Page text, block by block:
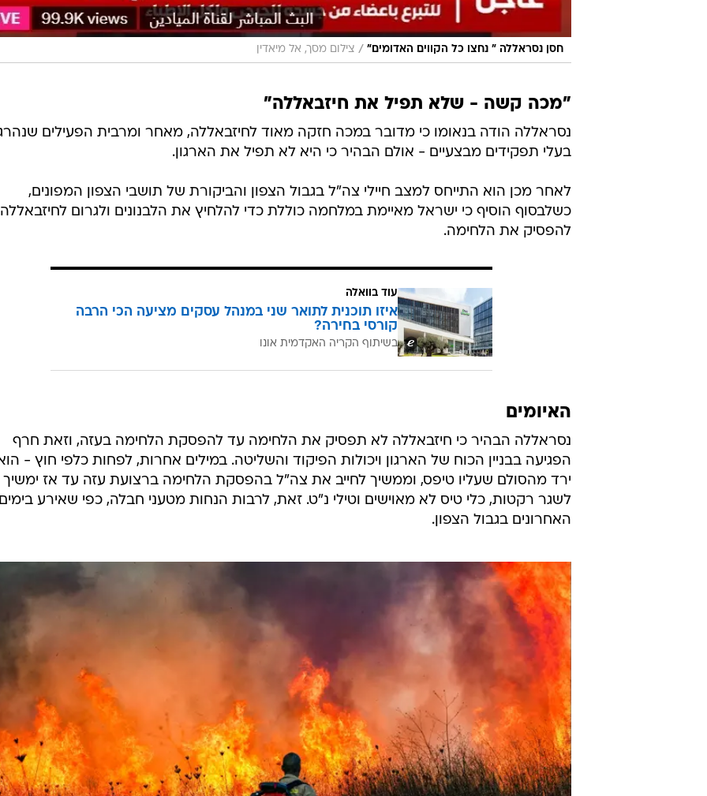
חסן נסראללה " נחצו כל הקווים האדומים" / צילום מסך, אל מיאדין
"מכה קשה - שלא תפיל את חיזבאללה"
נסראללה הודה בנאומו כי מדובר במכה חזקה מאוד לחיזבאללה, מאחר ומרבית הפעילים
בעלי תפקידים מבצעיים - אולם הבהיר כי היא לא תפיל את הארגון.
לאחר מכן הוא התייחס למצב חיילי צה"ל בגבול הצפון והביקורת של תושבי הצפון המפונים,
כשלבסוף הוסיף כי ישראל מאיימת במלחמה כוללת כדי להלחיץ את הלבנונים ולגרום לחיזבאללה
להפסיק את הלחימה.
עוד בוואלה
איזו תוכנית לתואר שני במנהל עסקים מציעה הכי הרבה
קורסי בחירה?
בשיתוף הקריה האקדמית אונו
האיומים
נסראללה הבהיר כי חיזבאללה לא תפסיק את הלחימה עד להפסקת הלחימה בעזה, וזאת חרף
הפגיעה בבניין הכוח של הארגון ויכולות הפיקוד והשליטה. במילים אחרות, לפחות כלפי חוץ -
ירד מהסולם שעליו טיפס, וממשיך לחייב את צה"ל בהפסקת הלחימה ברצועת עזה עד אז ימשיך
לשגר רקטות, כלי טיס לא מאוישים וטילי נ"ט. זאת, לרבות הנחות מטעני חבלה, כפי שאירע
האחרונים בגבול הצפון.